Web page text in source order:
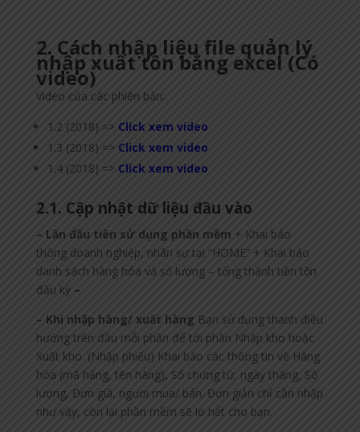
2. Cách nhập liệu file quản lý
nhập xuất tồn bằng excel (Có
video)
Video của các phiên bản:
1.2 (2018) => Click xem video
1.3 (2018) => Click xem video
1.4 (2018) => Click xem video
2.1. Cập nhật dữ liệu đầu vào
– Lần đầu tiên sử dụng phần mềm + Khai báo
thông doanh nghiệp, nhân sự tại “HOME” + Khai báo
danh sách hàng hóa và số lượng – tổng thành tiền tồn
đầu kỳ –
– Khi nhập hàng/ xuất hàng Bạn sử dụng thanh điều
hướng trên đầu mỗi phần để tới phần Nhập kho hoặc
Xuất kho. (Nhập phiếu) Khai báo các thông tin về Hàng
hóa (mã hàng, tên hàng), Số chứng từ, ngày tháng, Số
lượng, Đơn giá, người mua/ bán. Đơn giản chỉ cần nhập
như vậy, còn lại phần mềm sẽ lo hết cho bạn.